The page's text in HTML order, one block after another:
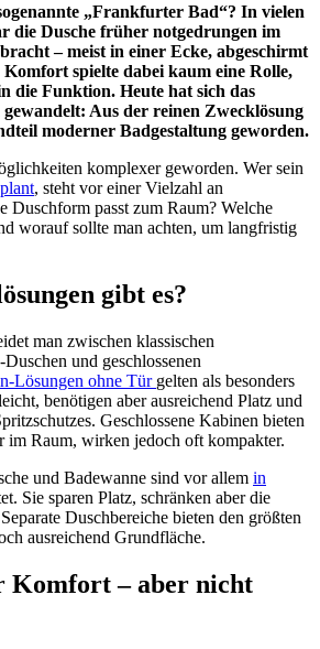
„Frankfurter Bad“? In vielen
die Dusche früher notgedrungen im
– meist in einer Ecke, abgeschirmt
spielte dabei kaum eine Rolle,
die Funktion. Heute hat sich das
Aus der reinen Zwecklösung
moderner Badgestaltung geworden.
komplexer geworden. Wer sein
, steht vor einer Vielzahl an
Duschform passt zum Raum? Welche
worauf sollte man achten, um langfristig
gibt es?
man zwischen klassischen
und geschlossenen
Lösungen ohne Tür gelten als besonders
benötigen aber ausreichend Platz und
Geschlossene Kabinen bieten
im Raum, wirken jedoch oft kompakter.
und Badewanne sind vor allem in
Sie sparen Platz, schränken aber die
Duschbereiche bieten den größten
ausreichend Grundfläche.
Komfort – aber nicht